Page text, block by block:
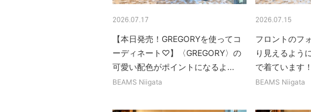
2026.07.17
【本日発売！GREGORYを使ってコ
ーディネート♡】〈GREGORY〉の
可愛い配色がポイントになるよ...
BEAMS Niigata
2026.07.15
フロントのフ
り見えるよう
で着ています
BEAMS Niigata